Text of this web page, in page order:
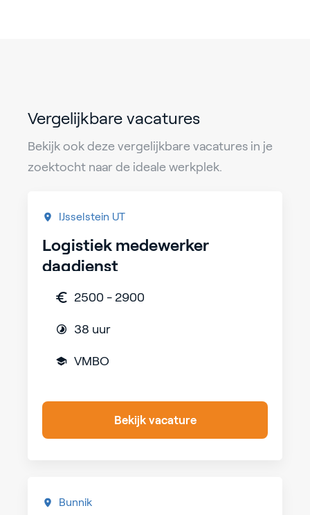
Vergelijkbare vacatures
Bekijk ook deze vergelijkbare vacatures in je
zoektocht naar de ideale werkplek.
IJsselstein UT
Logistiek medewerker
dagdienst
2500 - 2900
38 uur
VMBO
Bekijk vacature
Bunnik